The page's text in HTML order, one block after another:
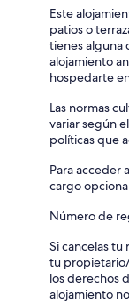
Este
patios o
tienes alguna
alojamiento
hospedarte
Las normas
variar según
políticas que
Para acceder
cargo
Número de
Si cancelas tu
tu propietario/
los derechos
alojamiento